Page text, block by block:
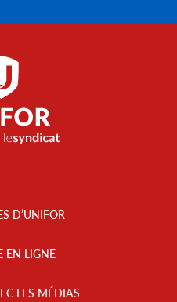
D’UNIFOR
EN LIGNE
LES MÉDIAS